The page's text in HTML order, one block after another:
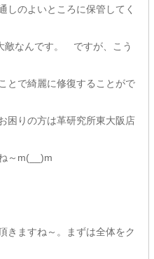
しのよいところに保管してく
なんです。 ですが、こう
とで綺麗に修復することがで
困りの方は革研究所東大阪店
～m(__)m
きますね～。まずは全体をク